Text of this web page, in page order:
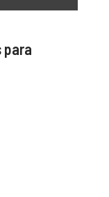
para